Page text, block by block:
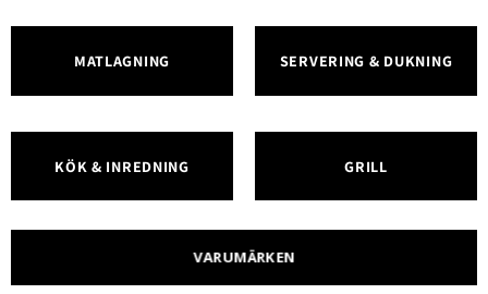
MATLAGNING SERVERING & DUKNING
KÖK & INREDNING GRILL
VARUMÄRKEN